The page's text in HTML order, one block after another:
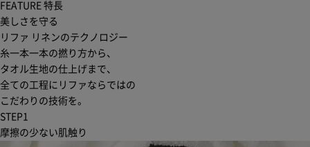
FEATURE 特長
美しさを守る
リファ リネンのテクノロジー
糸一本一本の撚り方から、
タオル生地の仕上げまで、
全ての工程にリファならではの
こだわりの技術を。
STEP 1
摩擦の少ない肌触り